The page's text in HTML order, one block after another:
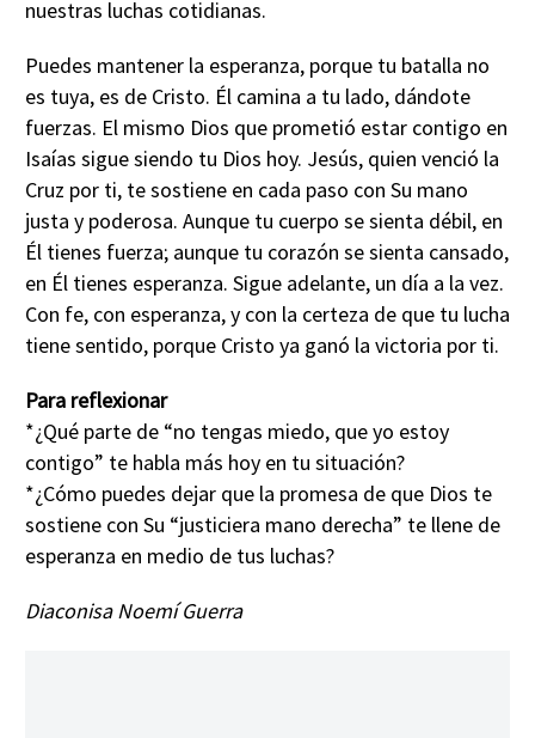
nuestras luchas cotidianas.
Puedes mantener la esperanza, porque tu batalla no
es tuya, es de Cristo. Él camina a tu lado, dándote
fuerzas. El mismo Dios que prometió estar contigo en
Isaías sigue siendo tu Dios hoy. Jesús, quien venció la
Cruz por ti, te sostiene en cada paso con Su mano
justa y poderosa. Aunque tu cuerpo se sienta débil, en
Él tienes fuerza; aunque tu corazón se sienta cansado,
en Él tienes esperanza. Sigue adelante, un día a la vez.
Con fe, con esperanza, y con la certeza de que tu lucha
tiene sentido, porque Cristo ya ganó la victoria por ti.
Para reflexionar
*¿Qué parte de “no tengas miedo, que yo estoy
contigo” te habla más hoy en tu situación?
*¿Cómo puedes dejar que la promesa de que Dios te
sostiene con Su “justiciera mano derecha” te llene de
esperanza en medio de tus luchas?
Diaconisa Noemí Guerra